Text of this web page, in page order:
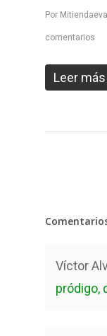
Por
comentarios
Leer más
Víctor
pródigo,